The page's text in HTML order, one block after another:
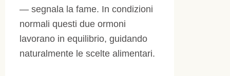
— segnala la fame. In condizioni
normali questi due ormoni
lavorano in equilibrio, guidando
naturalmente le scelte alimentari.